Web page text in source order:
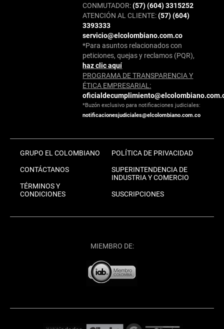
CONMUTADOR:(57) (604) 3315252
ATENCIÓN AL CLIENTE:(57) (604)
3393333
servicio@elcolombiano.com.co
*Para asuntos relacionados con
peticiones, quejas y reclamos (PQR),
haz clic aquí
PROGRAMA DE TRANSPARENCIA Y
ÉTICA EMPRESARIAL:
*Buzón exclusivo para notificaciones judiciales:
notificacionesjudiciales@elcolombiano.com.co
GRUPO EL COLOMBIANO
CONTÁCTANOS
TÉRMINOS Y
CONDICIONES
POLÍTICA DE PRIVACIDAD
SUPERINTENDENCIA DE
INDUSTRIA Y COMERCIO
SUSCRIPCIONES
MIEMBRO DE: